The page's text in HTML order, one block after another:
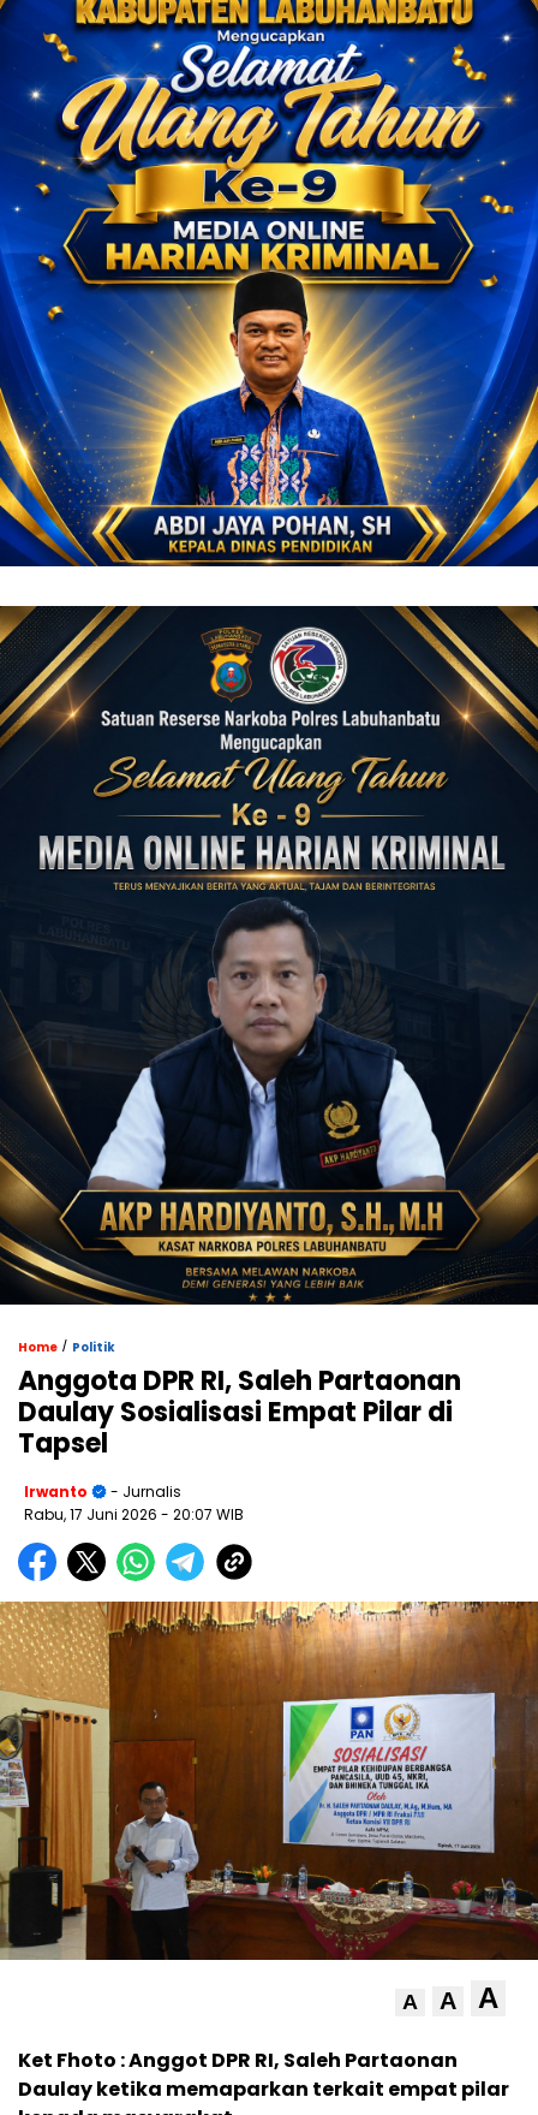
Home / Politik
Anggota DPR RI, Saleh Partaonan
Daulay Sosialisasi Empat Pilar di
Tapsel
Irwanto
- Jurnalis
Rabu, 17 Juni 2026 - 20:07 WIB
A A A
Ket Fhoto : Anggot DPR RI, Saleh Partaonan
Daulay ketika memaparkan terkait empat pilar